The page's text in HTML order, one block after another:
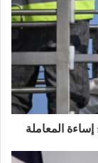
المعاملة